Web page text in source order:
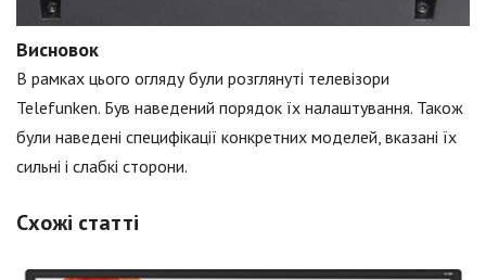
Висновок
В рамках цього огляду були розглянуті телевізори
Telefunken. Був наведений порядок їх налаштування. Також
були наведені специфікації конкретних моделей, вказані їх
сильні і слабкі сторони.
Схожі статті